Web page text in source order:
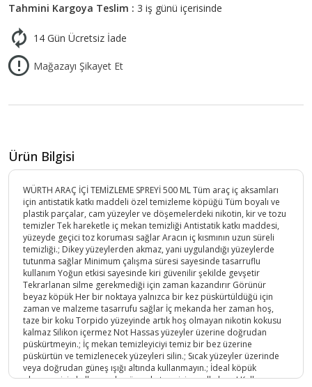
Tahmini Kargoya Teslim : 3 iş günü içerisinde
14 Gün Ücretsiz İade
Mağazayı Şikayet Et
Ürün Bilgisi
WÜRTH ARAÇ İÇİ TEMİZLEME SPREYİ 500 ML Tüm araç iç aksamları
için antistatik katkı maddeli özel temizleme köpüğü Tüm boyalı ve
plastik parçalar, cam yüzeyler ve döşemelerdeki nikotin, kir ve tozu
temizler Tek hareketle iç mekan temizliği Antistatik katkı maddesi,
yüzeyde geçici toz koruması sağlar Aracın iç kısmının uzun süreli
temizliği.; Dikey yüzeylerden akmaz, yani uygulandığı yüzeylerde
tutunma sağlar Minimum çalışma süresi sayesinde tasarruflu
kullanım Yoğun etkisi sayesinde kiri güvenilir şekilde gevşetir
Tekrarlanan silme gerekmediği için zaman kazandırır Görünür
beyaz köpük Her bir noktaya yalnızca bir kez püskürtüldüğü için
zaman ve malzeme tasarrufu sağlar İç mekanda her zaman hoş,
taze bir koku Torpido yüzeyinde artık hoş olmayan nikotin kokusu
kalmaz Silikon içermez Not Hassas yüzeyler üzerine doğrudan
püskürtmeyin.; İç mekan temizleyiciyi temiz bir bez üzerine
püskürtün ve temizlenecek yüzeyleri silin.; Sıcak yüzeyler üzerinde
veya doğrudan güneş ışığı altında kullanmayın.; İdeal köpük
oluşması için kullanmadan önce kutuyu iyice çalkalayın! Kullanım